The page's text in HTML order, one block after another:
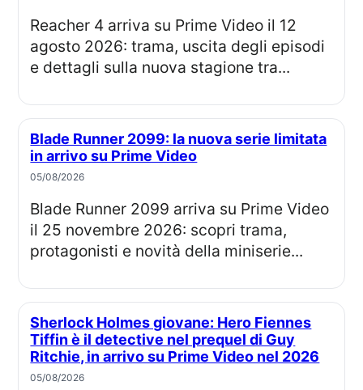
Reacher 4 arriva su Prime Video il 12
agosto 2026: trama, uscita degli episodi
e dettagli sulla nuova stagione tra...
Blade Runner 2099: la nuova serie limitata
in arrivo su Prime Video
05/08/2026
Blade Runner 2099 arriva su Prime Video
il 25 novembre 2026: scopri trama,
protagonisti e novità della miniserie...
Sherlock Holmes giovane: Hero Fiennes
Tiffin è il detective nel prequel di Guy
Ritchie, in arrivo su Prime Video nel 2026
05/08/2026